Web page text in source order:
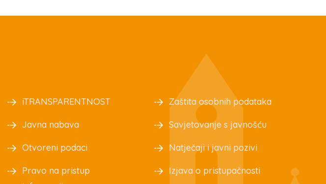
iTRANSPARENTNOST
Javna nabava
Otvoreni podaci
Pravo na pristup
Zaštita osobnih podataka
Savjetovanje s javnošću
Natječaji i javni pozivi
Izjava o pristupačnosti